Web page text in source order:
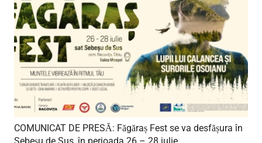
COMUNICAT DE PRESĂ: Făgăraș Fest se va desfășura în